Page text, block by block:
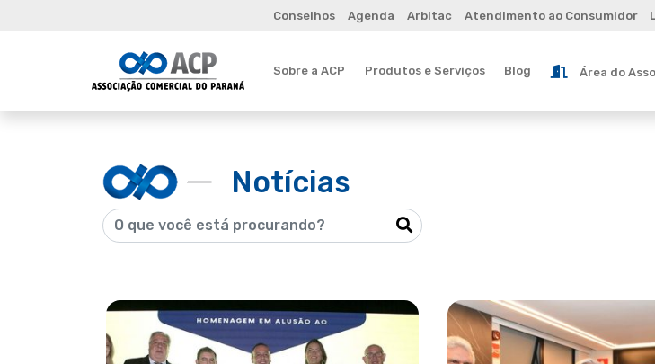
Conselhos Agenda Arbitac Atendimento ao Consumidor
Sobre a ACP Produtos e Serviços Blog Área do
Notícias